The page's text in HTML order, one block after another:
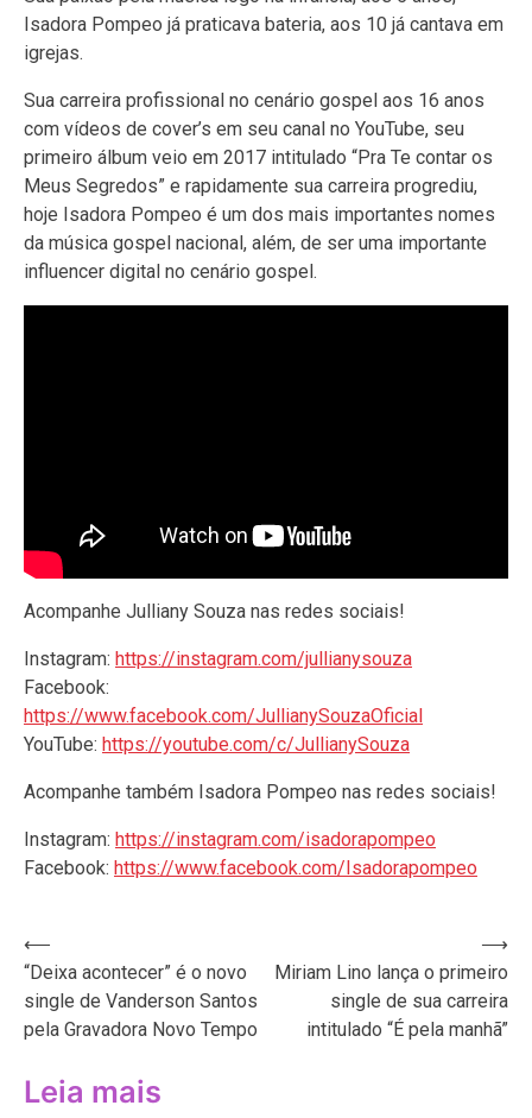
Isadora Pompeo já praticava bateria, aos 10 já cantava em
igrejas.
Sua carreira profissional no cenário gospel aos 16 anos
com vídeos de cover’s em seu canal no YouTube, seu
primeiro álbum veio em 2017 intitulado “Pra Te contar os
Meus Segredos” e rapidamente sua carreira progrediu,
hoje Isadora Pompeo é um dos mais importantes nomes
da música gospel nacional, além, de ser uma importante
influencer digital no cenário gospel.
Acompanhe Julliany Souza nas redes sociais!
Instagram: https://instagram.com/jullianysouza
Facebook:
https://www.facebook.com/JullianySouzaOficial
YouTube: https://youtube.com/c/JullianySouza
Acompanhe também Isadora Pompeo nas redes sociais!
Instagram: https://instagram.com/isadorapompeo
Facebook: https://www.facebook.com/Isadorapompeo
Navegação
de
Post
⟵
“Deixa acontecer” é o novo
single de Vanderson Santos
pela Gravadora Novo Tempo
Miriam Lino lança o primeiro
single de sua carreira
intitulado “É pela manhã”
⟶
Leia mais